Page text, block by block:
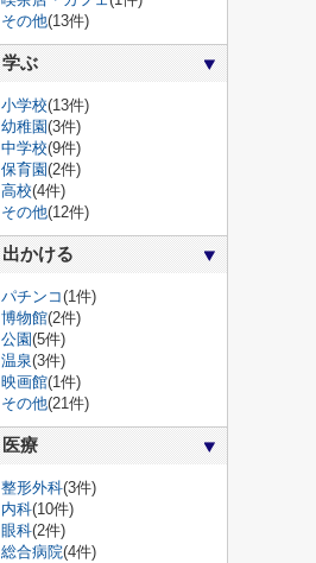
その他(13件)
学ぶ
小学校(13件)
幼稚園(3件)
中学校(9件)
保育園(2件)
高校(4件)
その他(12件)
出かける
パチンコ(1件)
博物館(2件)
公園(5件)
温泉(3件)
映画館(1件)
その他(21件)
医療
整形外科(3件)
内科(10件)
眼科(2件)
総合病院(4件)